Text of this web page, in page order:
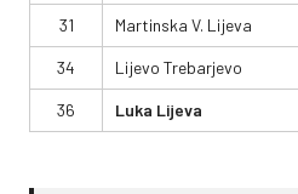
31 Martinska V. Lijeva
34 Lijevo Trebarjevo
36 Luka Lijeva